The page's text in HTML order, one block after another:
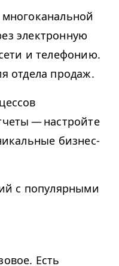
многоканальной
электронную
и телефонию.
отдела продаж.
— настройте
бизнес-
с популярными
Есть